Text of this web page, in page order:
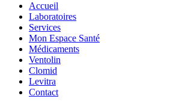
Accueil
Laboratoires
Services
Mon Espace Santé
Médicaments
Ventolin
Clomid
Levitra
Contact